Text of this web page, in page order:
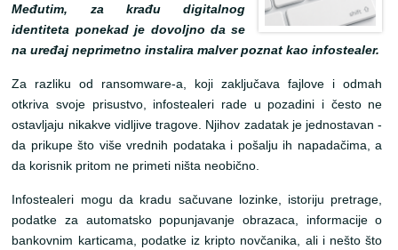
Međutim, za krađu digitalnog
identiteta ponekad je dovoljno da se
na uređaj neprimetno instalira malver poznat kao infostealer.
Za razliku od ransomware-a, koji zaključava fajlove i odmah
otkriva svoje prisustvo, infostealeri rade u pozadini i često ne
ostavljaju nikakve vidljive tragove. Njihov zadatak je jednostavan -
da prikupe što više vrednih podataka i pošalju ih napadačima, a
da korisnik pritom ne primeti ništa neobično.
Infostealeri mogu da kradu sačuvane lozinke, istoriju pretrage,
podatke za automatsko popunjavanje obrazaca, informacije o
bankovnim karticama, podatke iz kripto novčanika, ali i nešto što